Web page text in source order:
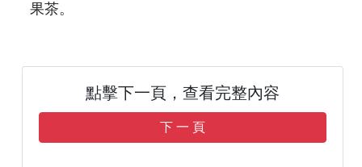
果茶。
點擊下一頁，查看完整內容
下 一 頁